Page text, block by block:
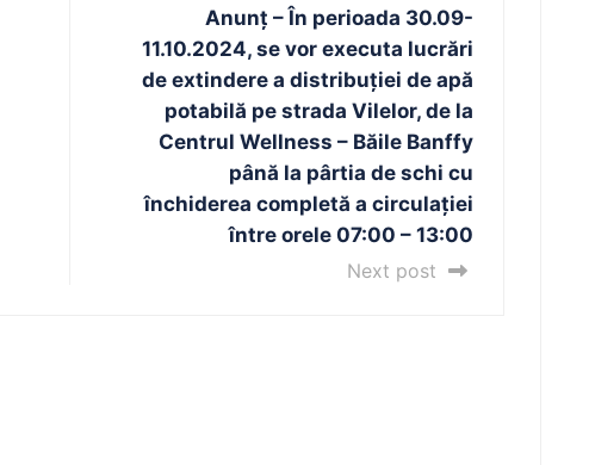
Anunț – În perioada 30.09-
11.10.2024, se vor executa lucrări
de extindere a distribuției de apă
potabilă pe strada Vilelor, de la
Centrul Wellness – Băile Banffy
până la pârtia de schi cu
închiderea completă a circulației
între orele 07:00 – 13:00
Next post